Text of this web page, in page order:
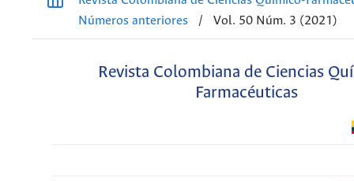
Números anteriores
/ Vol. 50 Núm. 3 (2021)
Revista Colombiana de Ciencias
Farmacéuticas